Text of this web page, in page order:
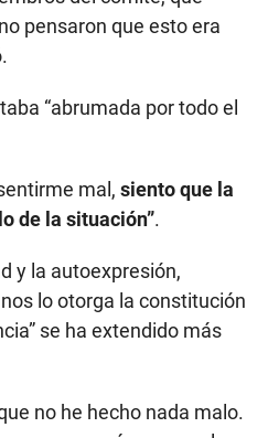
pensaron que esto era
“abrumada por todo el
mal, siento que la
de la situación”.
y la autoexpresión,
lo otorga la constitución
se ha extendido más
no he hecho nada malo.